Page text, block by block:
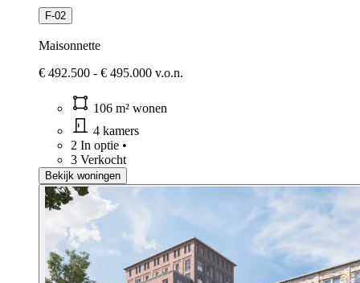
F-02
Maisonnette
€ 492.500 - € 495.000 v.o.n.
106 m² wonen
4 kamers
2 In optie •
3 Verkocht
Bekijk woningen